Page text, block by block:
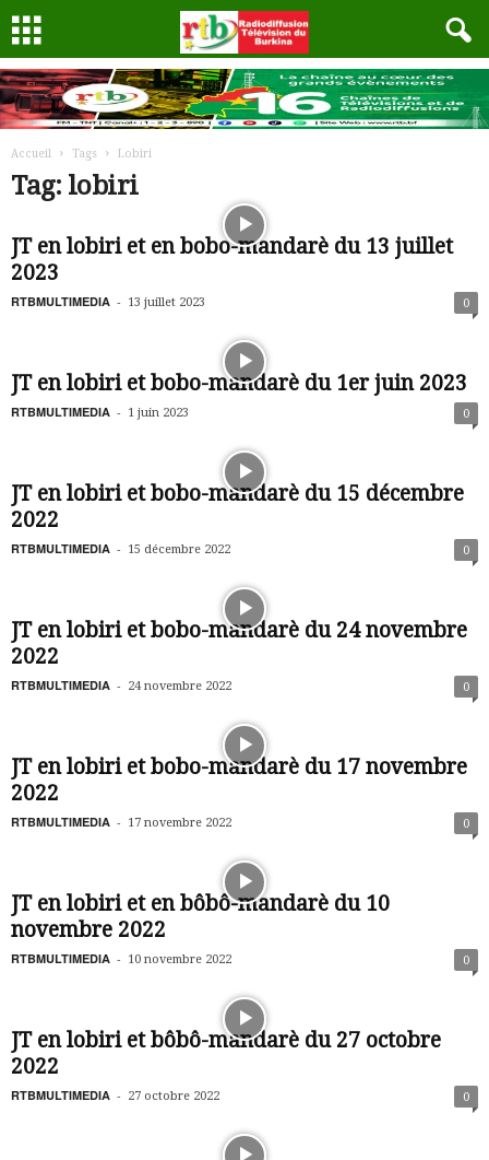
Accueil Tags Lobiri
Tag: lobiri
JT en lobiri et en bobo-mandarè du 13 juillet
2023
RTBMULTIMEDIA - 13 juillet 2023 0
JT en lobiri et bobo-mandarè du 1er juin 2023
RTBMULTIMEDIA - 1 juin 2023 0
JT en lobiri et bobo-mandarè du 15 décembre
2022
RTBMULTIMEDIA - 15 décembre 2022 0
JT en lobiri et bobo-mandarè du 24 novembre
2022
RTBMULTIMEDIA - 24 novembre 2022 0
JT en lobiri et bobo-mandarè du 17 novembre
2022
RTBMULTIMEDIA - 17 novembre 2022 0
JT en lobiri et en bôbô-mandarè du 10
novembre 2022
RTBMULTIMEDIA - 10 novembre 2022 0
JT en lobiri et bôbô-mandarè du 27 octobre
2022
RTBMULTIMEDIA - 27 octobre 2022 0